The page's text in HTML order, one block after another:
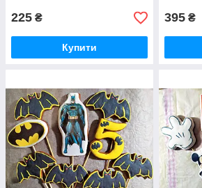
225 ₴
Купити
395 ₴